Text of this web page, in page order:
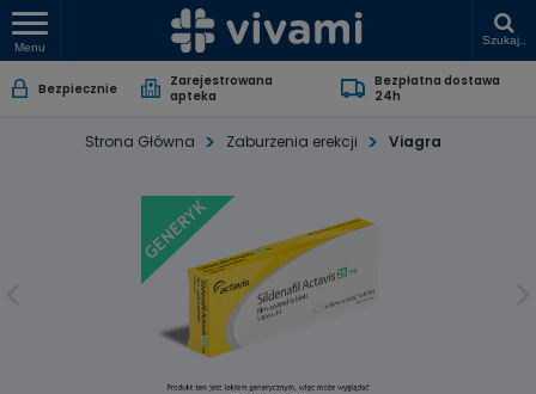
Menu
Szukaj..
Bezpiecznie
Zarejestrowana
apteka
Bezpłatna dostawa
24h
Strona Główna Zaburzenia erekcji Viagra